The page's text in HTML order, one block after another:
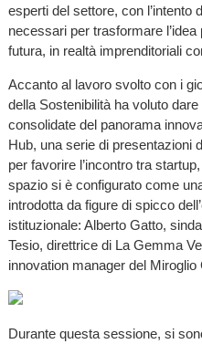
esperti del settore, con l’intento
necessari per trasformare
futura, in realtà imprenditoriali
Accanto al lavoro svolto con i
della Sostenibilità ha voluto
consolidate del panorama
Hub, una serie di presentazioni
per favorire l’incontro tra
spazio si è configurato come
introdotta da figure di spicco
istituzionale: Alberto Gatto,
Tesio, direttrice di La Gemma
innovation manager del Miroglio
Durante questa sessione, si